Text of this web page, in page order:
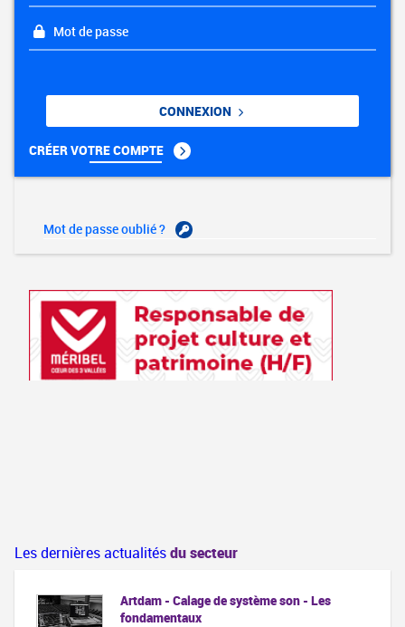
Mot de passe
CONNEXION
CRÉER VOTRE COMPTE
Mot de passe oublié ?
Les dernières actualitésdu secteur
Artdam - Calage de système son - Les
fondamentaux